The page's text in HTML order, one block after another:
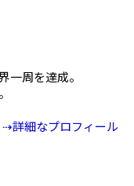
一周を達成。
⇢詳細なプロフィール